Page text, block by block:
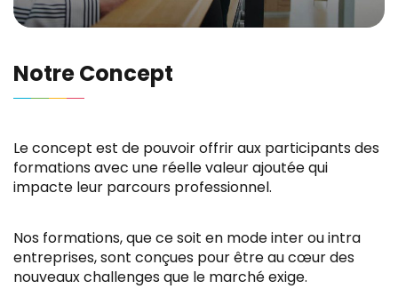
Notre Concept
Le concept est de pouvoir offrir aux participants des
formations avec une réelle valeur ajoutée qui
impacte leur parcours professionnel.
Nos formations, que ce soit en mode inter ou intra
entreprises, sont conçues pour être au cœur des
nouveaux challenges que le marché exige.